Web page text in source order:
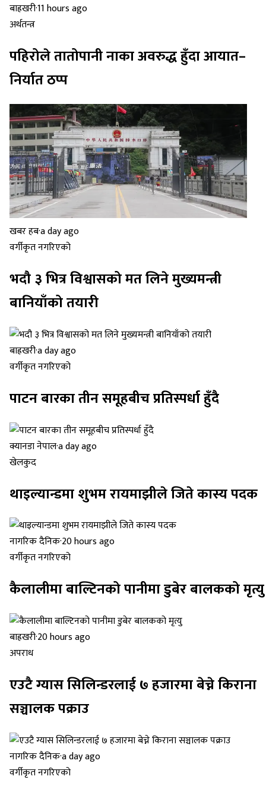
बाह्रखरी·11 hours ago
अर्थतन्त्र
पहिरोले तातोपानी नाका अवरुद्ध हुँदा आयात–
निर्यात ठप्प
खबर हब·a day ago
वर्गीकृत नगरिएको
भदौ ३ भित्र विश्वासको मत लिने मुख्यमन्त्री
बानियाँको तयारी
बाह्रखरी·a day ago
वर्गीकृत नगरिएको
पाटन बारका तीन समूहबीच प्रतिस्पर्धा हुँदै
क्यानडा नेपाल·a day ago
खेलकुद
थाइल्यान्डमा शुभम रायमाझीले जिते कास्य पदक
नागरिक दैनिक·20 hours ago
वर्गीकृत नगरिएको
कैलालीमा बाल्टिनको पानीमा डुबेर बालकको मृत्यु
बाह्रखरी·20 hours ago
अपराध
एउटै ग्यास सिलिन्डरलाई ७ हजारमा बेच्ने किराना
सञ्चालक पक्राउ
नागरिक दैनिक·a day ago
वर्गीकृत नगरिएको